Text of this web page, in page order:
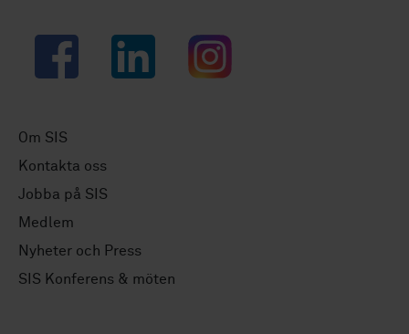
Facebook LinkedIn Instagram
Om SIS
Kontakta oss
Jobba på SIS
Medlem
Nyheter och Press
SIS Konferens & möten